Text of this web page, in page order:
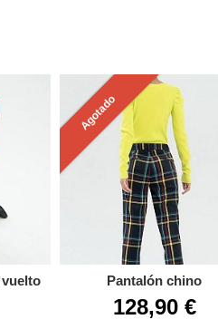
Agotado
Pantalón chino
128,90 €